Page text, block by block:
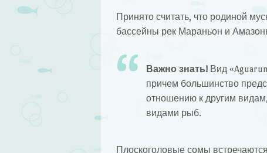
Принято считать, что родиной
бассейны рек Мараньон и
Важно знать!Вид
причем большинство
отношению к другим
видами рыб.
Плоскоголовые сомы